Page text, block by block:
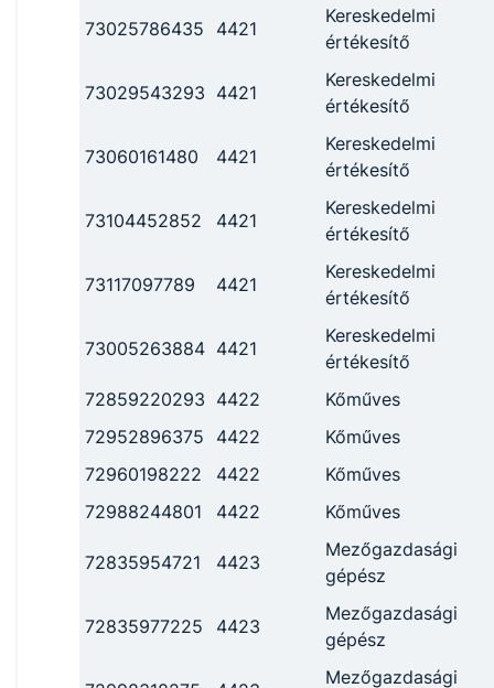
73025786435 4421
Kereskedelmi
értékesítő
73029543293 4421
Kereskedelmi
értékesítő
73060161480 4421
Kereskedelmi
értékesítő
73104452852 4421
Kereskedelmi
értékesítő
73117097789 4421
Kereskedelmi
értékesítő
73005263884 4421
Kereskedelmi
értékesítő
72859220293 4422
Kőműves
72952896375
4422
Kőműves
72960198222
4422
Kőműves
72988244801
4422 Kőműves
72835954721 4423
Mezőgazdasági
gépész
72835977225 4423
Mezőgazdasági
gépész
Mezőgazdasági